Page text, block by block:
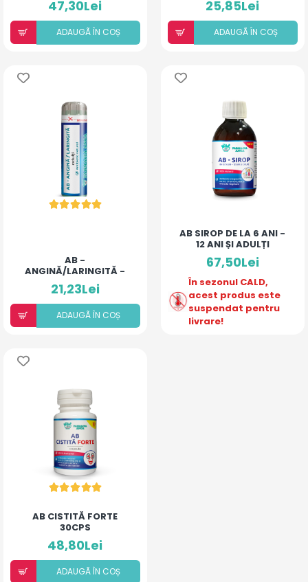
47,30Lei
ADAUGÃ ÎN COȘ
25,85Lei
ADAUGÃ ÎN COȘ
AB -
ANGINĂ/LARINGITĂ -
ADULȚI (BILUȚE)
21,23Lei
ADAUGÃ ÎN COȘ
AB SIROP DE LA 6 ANI -
12 ANI ȘI ADULȚI
67,50Lei
În sezonul CALD,
acest produs este
suspendat pentru
livrare!
AB CISTITĂ FORTE
30CPS
48,80Lei
ADAUGÃ ÎN COȘ